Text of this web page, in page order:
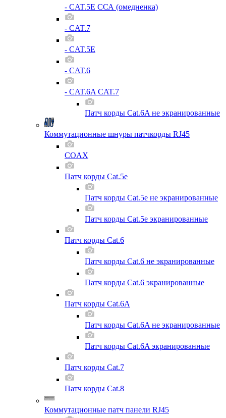
- CAT.5E ССА (омедненка)
- CAT.7
- CAT.5E
- CAT.6
- CAT.6A CAT.7
Патч корды Cat.6A не экранированные
Коммутационные шнуры патчкорды RJ45
COAX
Патч корды Cat.5e
Патч корды Cat.5e не экранированные
Патч корды Cat.5e экранированные
Патч корды Cat.6
Патч корды Cat.6 не экранированные
Патч корды Cat.6 экранированные
Патч корды Cat.6A
Патч корды Cat.6A не экранированные
Патч корды Cat.6A экранированные
Патч корды Cat.7
Патч корды Cat.8
Коммутационные патч панели RJ45